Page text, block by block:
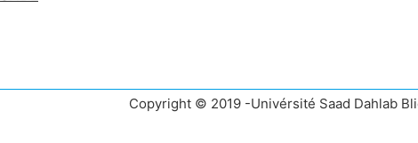
Copyright © 2019 -Univérsité Saad Dahlab